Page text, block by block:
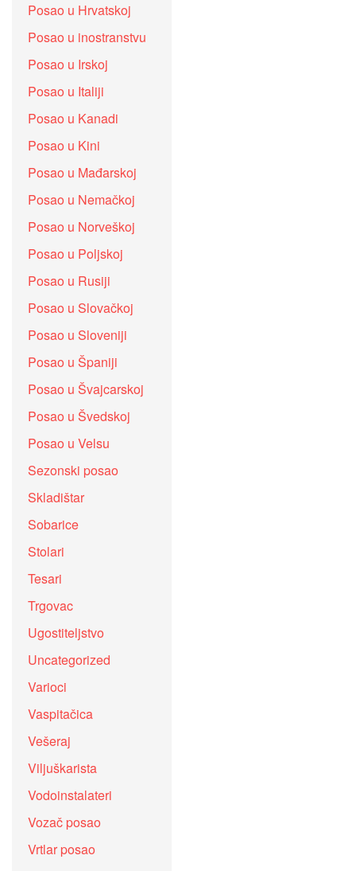
Posao u Hrvatskoj
Posao u inostranstvu
Posao u Irskoj
Posao u Italiji
Posao u Kanadi
Posao u Kini
Posao u Mađarskoj
Posao u Nemačkoj
Posao u Norveškoj
Posao u Poljskoj
Posao u Rusiji
Posao u Slovačkoj
Posao u Sloveniji
Posao u Španiji
Posao u Švajcarskoj
Posao u Švedskoj
Posao u Velsu
Sezonski posao
Skladištar
Sobarice
Stolari
Tesari
Trgovac
Ugostiteljstvo
Uncategorized
Varioci
Vaspitačica
Vešeraj
Viljuškarista
Vodoinstalateri
Vozač posao
Vrtlar posao